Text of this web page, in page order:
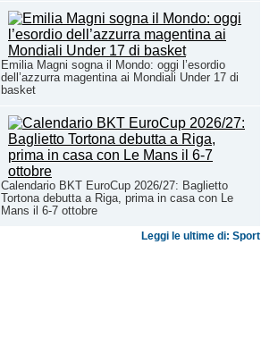
Emilia Magni sogna il Mondo: oggi l’esordio
dell’azzurra magentina ai Mondiali Under 17 di
basket
Calendario BKT EuroCup 2026/27: Baglietto
Tortona debutta a Riga, prima in casa con Le
Mans il 6-7 ottobre
Leggi le ultime di: Sport